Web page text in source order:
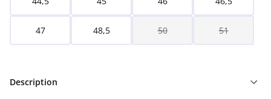
47 48,5 50 51
Description